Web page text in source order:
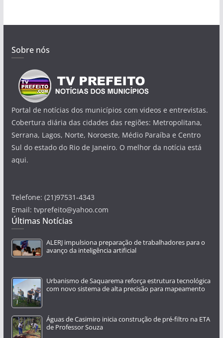
Sobre nós
Portal de notícias dos municípios com videos e entrevistas.
Cobertura diária das cidades das regiões: Metropolitana,
Serrana, Lagos, Norte, Noroeste, Médio Paraíba e Centro
Sul do estado do Rio de Janeiro. O melhor da notícia está
aqui.
Telefone: (21)97531-4343
Email: tvprefeito@yahoo.com
Últimas Notícias
ALERJ impulsiona preparação de trabalhadores para o
avanço da inteligência artificial
Urbanismo de Saquarema reforça estrutura tecnológica
com novo sistema de alta precisão para mapeamento
Águas de Casimiro inicia construção de pré-filtro na ETA
de Professor Souza